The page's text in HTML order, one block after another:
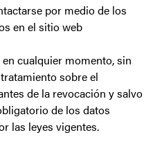
por medio de los
en el sitio web
cualquier momento, sin
sobre el
de la revocación y salvo
de los datos
las leyes vigentes.